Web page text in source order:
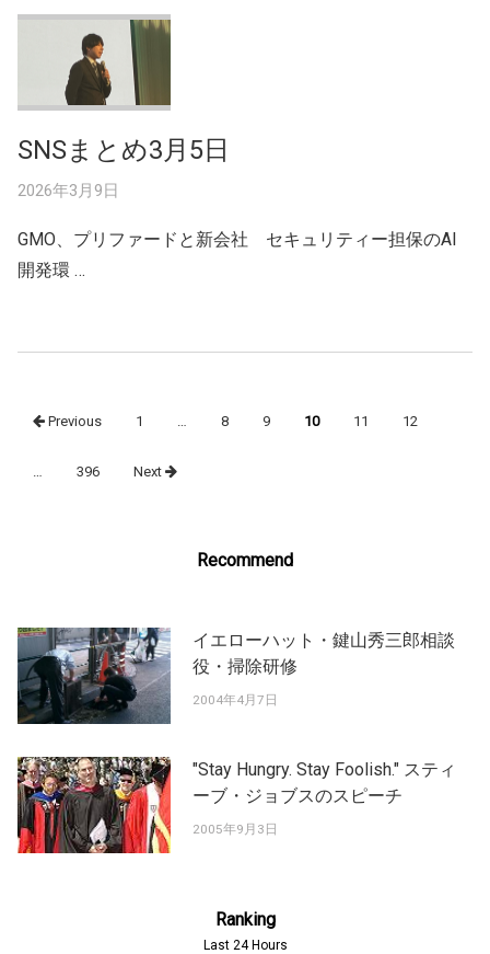
SNSまとめ3月5日
2026年3月9日
GMO、プリファードと新会社 セキュリティー担保のAI
開発環 …
navigation
Previous 1 8 9 10 11 12
396 Next
Recommend
イエローハット・鍵山秀三郎相談
役・掃除研修
2004年4月7日
"Stay Hungry. Stay Foolish." スティ
ーブ・ジョブスのスピーチ
2005年9月3日
Ranking
Last 24 Hours